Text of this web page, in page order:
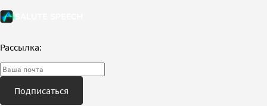
Рассылка:
Подписаться